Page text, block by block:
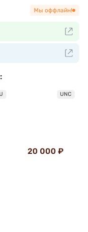
Мы оффлайн!
UNC
20 000 ₽